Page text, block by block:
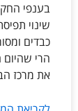
בענפי
שינוי
כבדים
את מרכז